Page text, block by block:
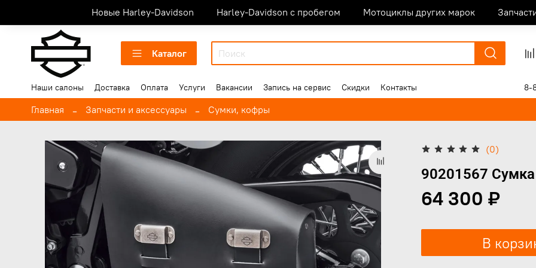
Новые Harley-Davidson Harley-Davidson с пробегом Мотоциклы других марок
Каталог
Наши салоны Доставка Оплата Услуги Вакансии Запись на сервис Скидки Контакты 8-
Главная Запчасти и аксессуары Сумки, кофры
(0)
90201567
64 300 ₽
В